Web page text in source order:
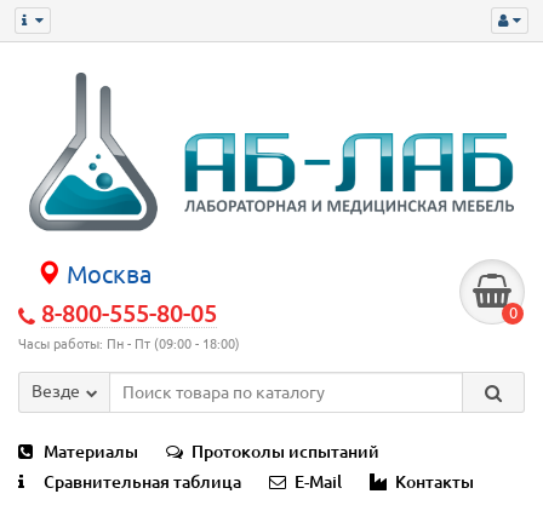
Москва
8-800-555-80-05
Часы работы: Пн - Пт (09:00 - 18:00)
0
Везде
Материалы
Протоколы испытаний
Сравнительная таблица
E-Mail Контакты